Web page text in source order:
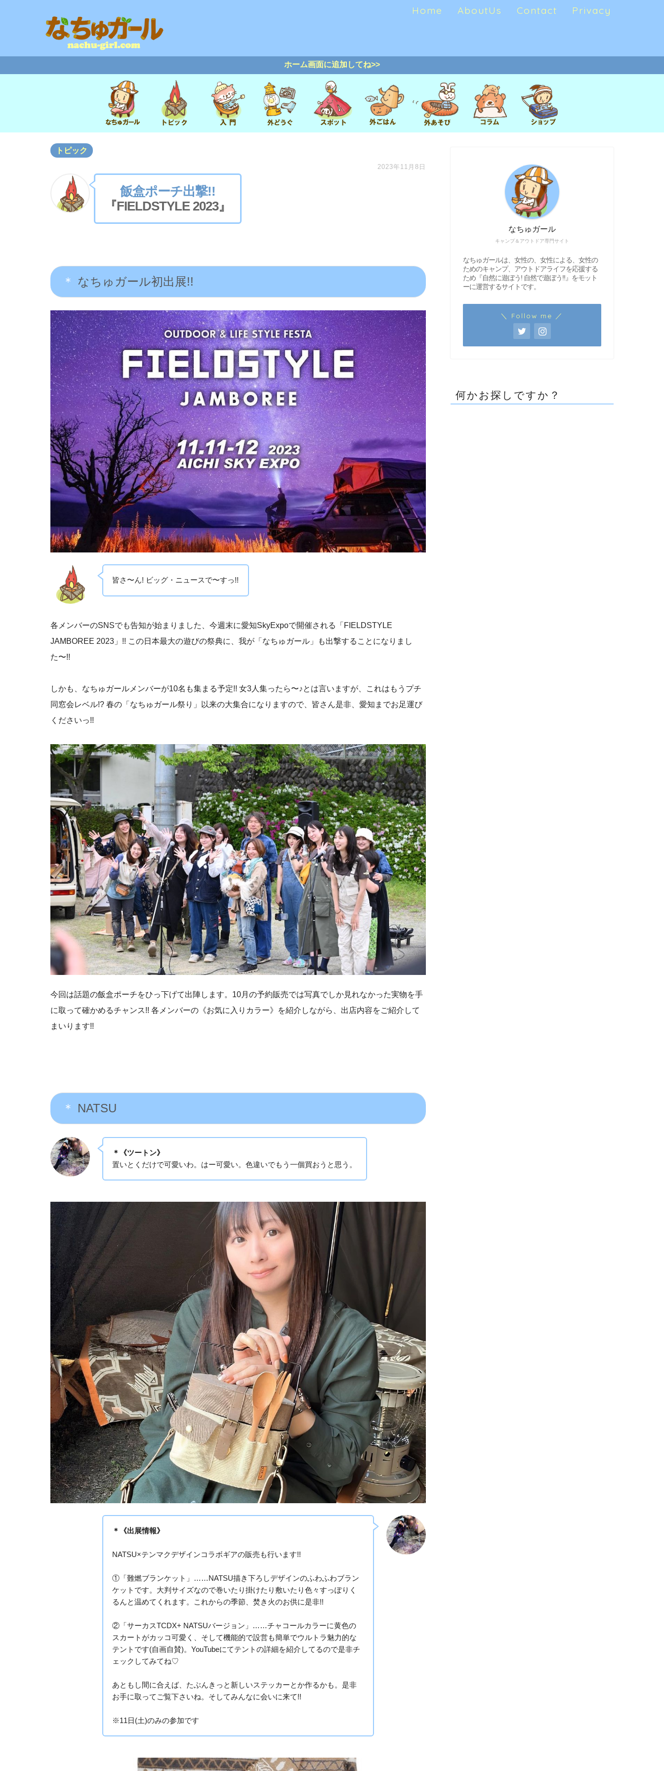
Home AboutUs Contact Privacy
ホーム画面に追加してね>>
トピック
2023年11月8日
飯盒ポーチ出撃!!
『FIELDSTYLE 2023』
なちゅガール初出展!!
皆さ〜ん! ビッグ・ニュースで〜すっ!!
各メンバーのSNSでも告知が始まりました、今週末に愛知SkyExpoで開催される「FIELDSTYLE
JAMBOREE 2023」!! この日本最大の遊びの祭典に、我が「なちゅガール」も出撃することになりまし
た〜!!
しかも、なちゅガールメンバーが10名も集まる予定!! 女3人集ったら〜♪とは言いますが、これはもうプチ
同窓会レベル!? 春の「なちゅガール祭り」以来の大集合になりますので、皆さん是非、愛知までお足運び
くださいっ!!
今回は話題の飯盒ポーチをひっ下げて出陣します。10月の予約販売では写真でしか見れなかった実物を手
に取って確かめるチャンス!! 各メンバーの《お気に入りカラー》を紹介しながら、出店内容をご紹介して
まいります!!
NATSU
＊《ツートン》
置いとくだけで可愛いわ。はー可愛い。色違いでもう一個買おうと思う。
＊《出展情報》
NATSU×テンマクデザインコラボギアの販売も行います!!
①「難燃ブランケット」……NATSU描き下ろしデザインのふわふわブラン
ケットです。大判サイズなので巻いたり掛けたり敷いたり色々すっぽりく
るんと温めてくれます。これからの季節、焚き火のお供に是非!!
②「サーカスTCDX+ NATSUバージョン」……チャコールカラーに黄色の
スカートがカッコ可愛く、そして機能的で設営も簡単でウルトラ魅力的な
テントです(自画自賛)。YouTubeにてテントの詳細を紹介してるので是非チ
ェックしてみてね♡
あともし間に合えば、たぶんきっと新しいステッカーとか作るかも。是非
お手に取ってご覧下さいね。そしてみんなに会いに来て!!
※11日(土)のみの参加です
キャンプ＆アウトドア専門サイト
なちゅガール
なちゅガールは、女性の、女性による、女性の
ためのキャンプ、アウトドアライフを応援する
ため『自然に遊ぼう! 自然で遊ぼう!!』をモット
ーに運営するサイトです。
＼ Follow me ／
何かお探しですか？